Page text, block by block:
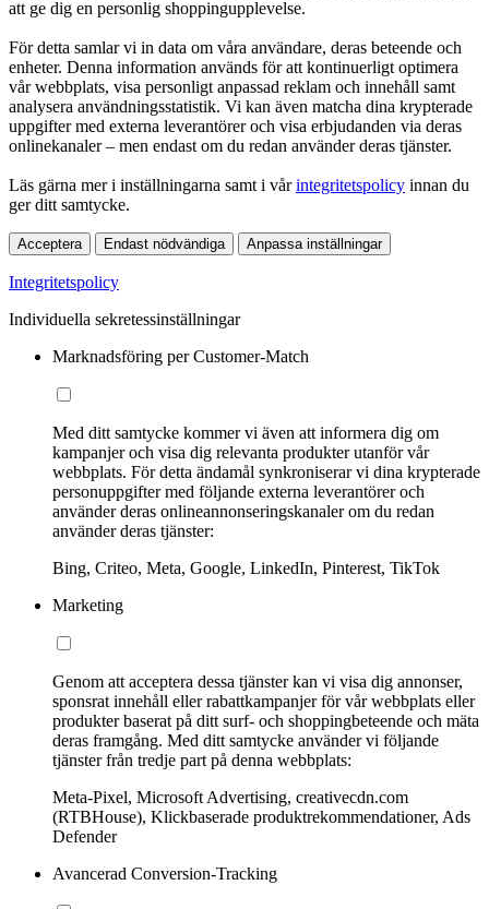
att ge dig en personlig shoppingupplevelse.
För detta samlar vi in data om våra användare, deras beteende och
enheter. Denna information används för att kontinuerligt optimera
vår webbplats, visa personligt anpassad reklam och innehåll samt
analysera användningsstatistik. Vi kan även matcha dina krypterade
uppgifter med externa leverantörer och visa erbjudanden via deras
onlinekanaler – men endast om du redan använder deras tjänster.
Läs gärna mer i inställningarna samt i vårintegritetspolicy innan du
ger ditt samtycke.
Acceptera Endast nödvändiga Anpassa inställningar
Integritetspolicy
Individuella sekretessinställningar
Marknadsföring per Customer-Match
Med ditt samtycke kommer vi även att informera dig om
kampanjer och visa dig relevanta produkter utanför vår
webbplats. För detta ändamål synkroniserar vi dina krypterade
personuppgifter med följande externa leverantörer och
använder deras onlineannonseringskanaler om du redan
använder deras tjänster:
Bing, Criteo, Meta, Google, LinkedIn, Pinterest, TikTok
Marketing
Genom att acceptera dessa tjänster kan vi visa dig annonser,
sponsrat innehåll eller rabattkampanjer för vår webbplats eller
produkter baserat på ditt surf- och shoppingbeteende och mäta
deras framgång. Med ditt samtycke använder vi följande
tjänster från tredje part på denna webbplats:
Meta-Pixel, Microsoft Advertising, creativecdn.com
(RTBHouse), Klickbaserade produktrekommendationer, Ads
Defender
Avancerad Conversion-Tracking